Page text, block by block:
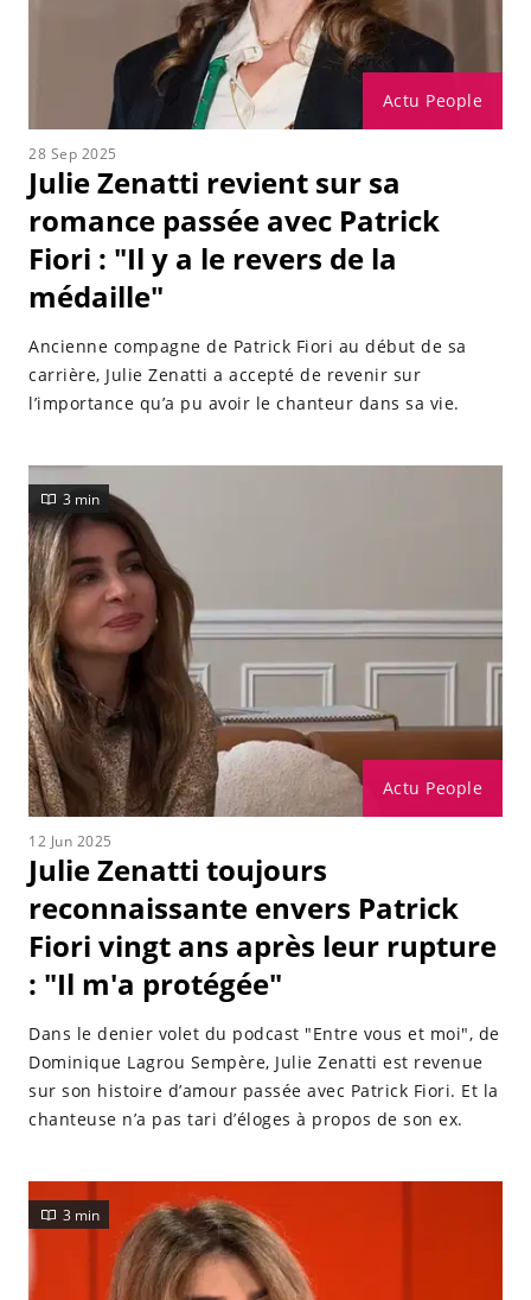
Actu People
28 Sep 2025
Julie Zenatti revient sur sa
romance passée avec Patrick
Fiori : "Il y a le revers de la
médaille"
Ancienne compagne de Patrick Fiori au début de sa
carrière, Julie Zenatti a accepté de revenir sur
l’importance qu’a pu avoir le chanteur dans sa vie.
Actu People
3 min
12 Jun 2025
Julie Zenatti toujours
reconnaissante envers Patrick
Fiori vingt ans après leur rupture
: "Il m'a protégée"
Dans le denier volet du podcast "Entre vous et moi", de
Dominique Lagrou Sempère, Julie Zenatti est revenue
sur son histoire d’amour passée avec Patrick Fiori. Et la
chanteuse n’a pas tari d’éloges à propos de son ex.
3 min